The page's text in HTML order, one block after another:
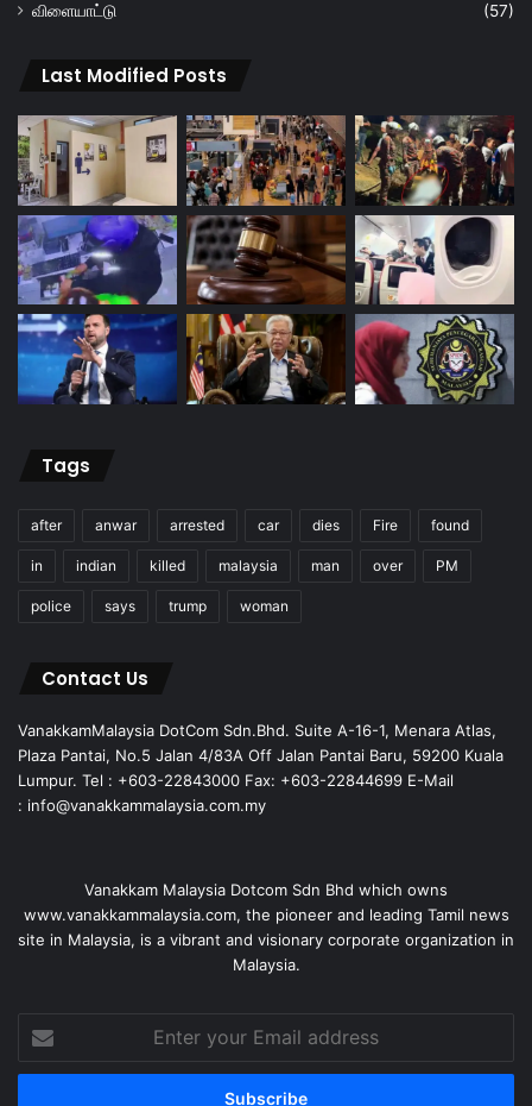
விளையாட்டு
(57)
Last Modified Posts
Tags
after anwar arrested car dies Fire found
in indian killed malaysia man over PM
police says trump woman
Contact Us
VanakkamMalaysia DotCom Sdn.Bhd. Suite A-16-1, Menara Atlas,
Plaza Pantai, No.5 Jalan 4/83A Off Jalan Pantai Baru, 59200 Kuala
Lumpur. Tel : +603-22843000 Fax: +603-22844699 E-Mail
: info@vanakkammalaysia.com.my
Vanakkam Malaysia Dotcom Sdn Bhd which owns
www.vanakkammalaysia.com, the pioneer and leading Tamil news
site in Malaysia, is a vibrant and visionary corporate organization in
Malaysia.
your
Email